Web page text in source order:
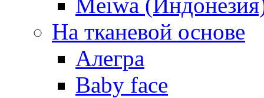
На тканевой основе
Алегра
Baby face